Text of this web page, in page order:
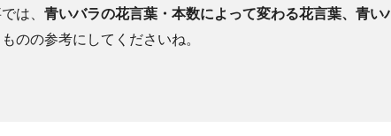
は、 青いバラの花言葉・本数によって変わる花言葉、青い
のの参考にしてくださいね。